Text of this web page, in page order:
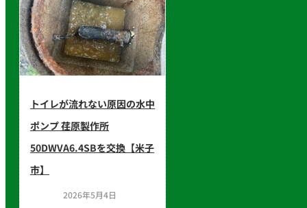
トイレが流れない原因の水中
ポンプ 荏原製作所
50DWVA6.4SBを交換【米子
市】
2026年5月4日